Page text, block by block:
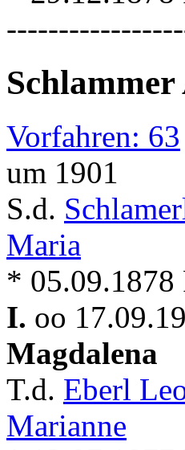
Schlammer
Vorfahren: 63
um 1901
S.d.
Maria
* 05.09.1878
I. oo
Magdalena
T.d. Eberl
Marianne